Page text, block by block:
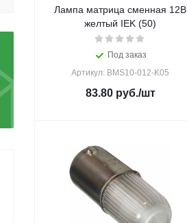
Лампа матрица сменная 12В
желтый IEK (50)
Под заказ
Артикул: BMS10-012-K05
83.80руб./шт